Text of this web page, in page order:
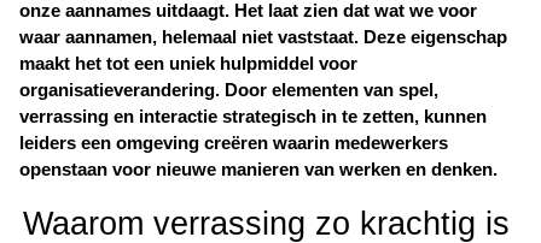
onze aannames uitdaagt. Het laat zien dat wat we voor
waar aannamen, helemaal niet vaststaat. Deze eigenschap
maakt het tot een uniek hulpmiddel voor
organisatieverandering. Door elementen van spel,
verrassing en interactie strategisch in te zetten, kunnen
leiders een omgeving creëren waarin medewerkers
openstaan voor nieuwe manieren van werken en denken.
Waarom verrassing zo krachtig is
te
de
Hierdoor
website-